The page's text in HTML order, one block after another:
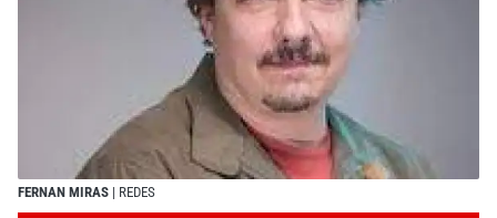
FERNAN MIRAS | REDES